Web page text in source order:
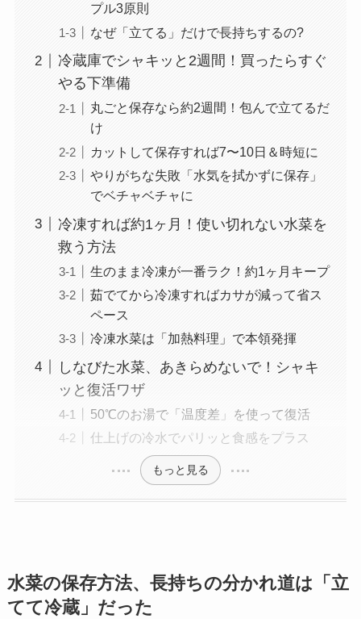
プル3原則
なぜ「立てる」だけで長持ちするの?
冷蔵庫でシャキッと2週間！買ったらすぐ
やる下準備
丸ごと保存なら約2週間！包んで立てるだ
け
カットして保存すれば7〜10日＆時短に
やりがちな失敗「水気を拭かずに保存」
でベチャベチャに
冷凍すれば約1ヶ月！使い切れない水菜を
救う方法
生のまま冷凍が一番ラク！約1ヶ月キープ
茹でてから冷凍すればカサが減って省ス
ペース
冷凍水菜は「加熱料理」で本領発揮
しなびた水菜、あきらめないで！シャキ
ッと復活ワザ
50℃のお湯で「温度差」を使って復活
仕上げの冷水でパリッと食感をプラス
もっと見る
水菜の保存方法、長持ちの分かれ道は「立
てて冷蔵」だった